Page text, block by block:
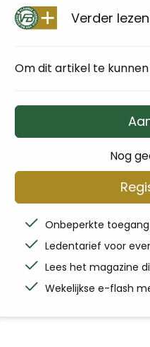
Verder
Om dit artikel te
Nog
Onbeperkte
Ledentarief voor
Lees het magazine
Wekelijkse e-flash